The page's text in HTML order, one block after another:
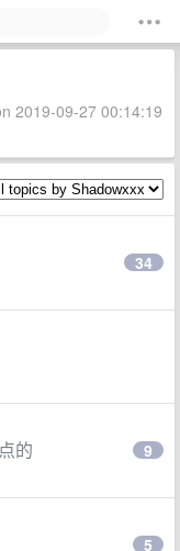
2019-09-27 00:14:19
34
的 9
5